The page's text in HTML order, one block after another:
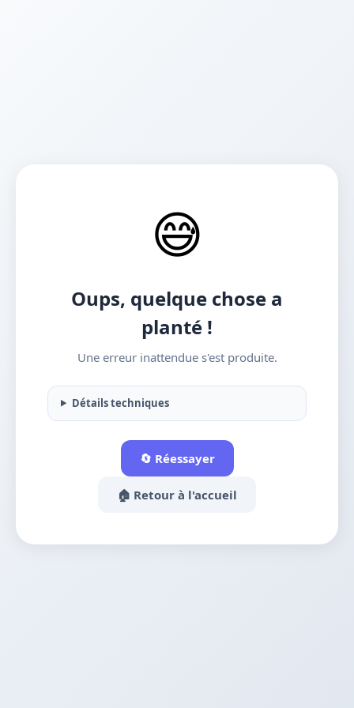
😅
Oups, quelque chose a
planté !
Une erreur inattendue s'est produite.
Détails techniques
🔄 Réessayer
🏠 Retour à l'accueil